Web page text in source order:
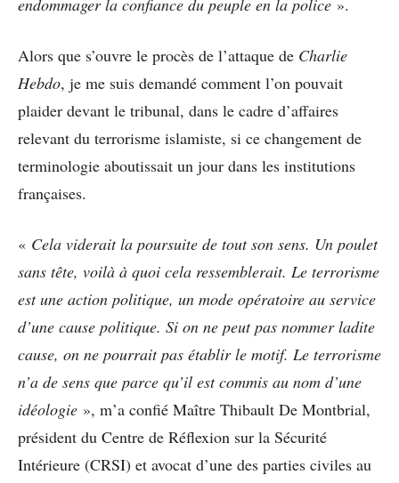
endommager la confiance du peuple en la police ».
Alors que s’ouvre le procès de l’attaque de Charlie
Hebdo, je me suis demandé comment l’on pouvait
plaider devant le tribunal, dans le cadre d’affaires
relevant du terrorisme islamiste, si ce changement de
terminologie aboutissait un jour dans les institutions
françaises.
« Cela viderait la poursuite de tout son sens. Un poulet
sans tête, voilà à quoi cela ressemblerait. Le terrorisme
est une action politique, un mode opératoire au service
d’une cause politique. Si on ne peut pas nommer ladite
cause, on ne pourrait pas établir le motif. Le terrorisme
n’a de sens que parce qu’il est commis au nom d’une
idéologie », m’a confié Maître Thibault De Montbrial,
président du Centre de Réflexion sur la Sécurité
Intérieure (CRSI) et avocat d’une des parties civiles au